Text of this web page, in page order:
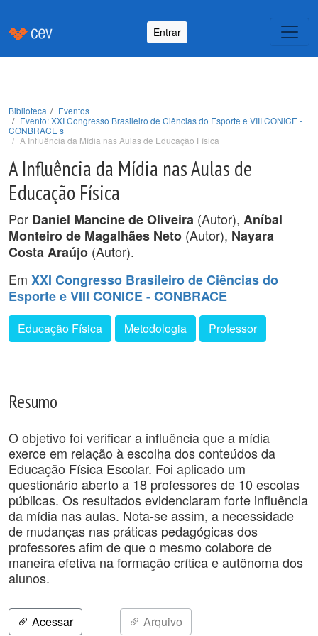
Entrar
Biblioteca
Eventos
Evento: XXI Congresso Brasileiro de Ciências do Esporte e VIII CONICE -
CONBRACE s
A Influência da Mídia nas Aulas de Educação Física
A Influência da Mídia nas Aulas de
Educação Física
Por Daniel Mancine de Oliveira (Autor), Aníbal
Monteiro de Magalhães Neto (Autor), Nayara
Costa Araújo (Autor).
Em XXI Congresso Brasileiro de Ciências do
Esporte e VIII CONICE - CONBRACE
Educação Física Metodologia Professor
Resumo
O objetivo foi verificar a influência que a mídia
exerce em relação à escolha dos conteúdos da
Educação Física Escolar. Foi aplicado um
questionário aberto a 18 professores de 10 escolas
públicas. Os resultados evidenciaram forte influência
da mídia nas aulas. Nota-se assim, a necessidade
de mudanças nas práticas pedagógicas dos
professores afim de que o mesmo colabore de
maneira efetiva na formação crítica e autônoma dos
alunos.
Acessar Arquivo